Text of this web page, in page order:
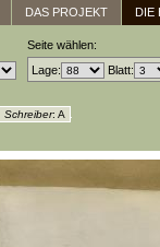
DAS PROJEKT DIE
Seite wählen:
Lage:
Blatt:
Schreiber: A